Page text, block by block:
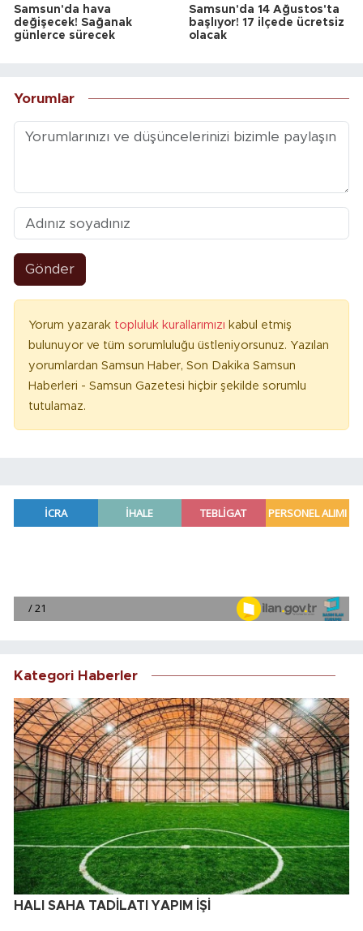
Samsun'da hava
değişecek! Sağanak
günlerce sürecek
Samsun'da 14 Ağustos'ta
başlıyor! 17 ilçede ücretsiz
olacak
Yorumlar
Gönder
Yorum yazarak topluluk kurallarımızı kabul etmiş
bulunuyor ve tüm sorumluluğu üstleniyorsunuz. Yazılan
yorumlardan Samsun Haber, Son Dakika Samsun
Haberleri - Samsun Gazetesi hiçbir şekilde sorumlu
tutulamaz.
Kategori Haberler
HALI SAHA TADİLATI YAPIM İŞİ